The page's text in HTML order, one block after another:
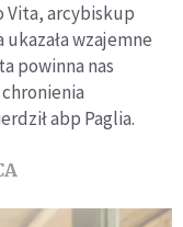
Vita, arcybiskup
ukazała wzajemne
powinna nas
abp Paglia.